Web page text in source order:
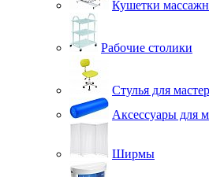
Кушетки
Рабочие столики
Стулья для
Аксессуары для
Ширмы